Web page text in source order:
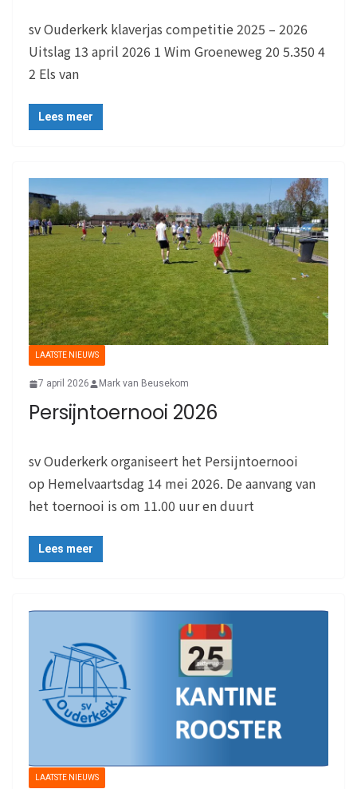
sv Ouderkerk klaverjas competitie 2025 – 2026
Uitslag 13 april 2026 1 Wim Groeneweg 20 5.350 4
2 Els van
Lees meer
LAATSTE NIEUWS
7 april 2026 Mark van Beusekom
Persijntoernooi 2026
sv Ouderkerk organiseert het Persijntoernooi
op Hemelvaartsdag 14 mei 2026. De aanvang van
het toernooi is om 11.00 uur en duurt
Lees meer
LAATSTE NIEUWS